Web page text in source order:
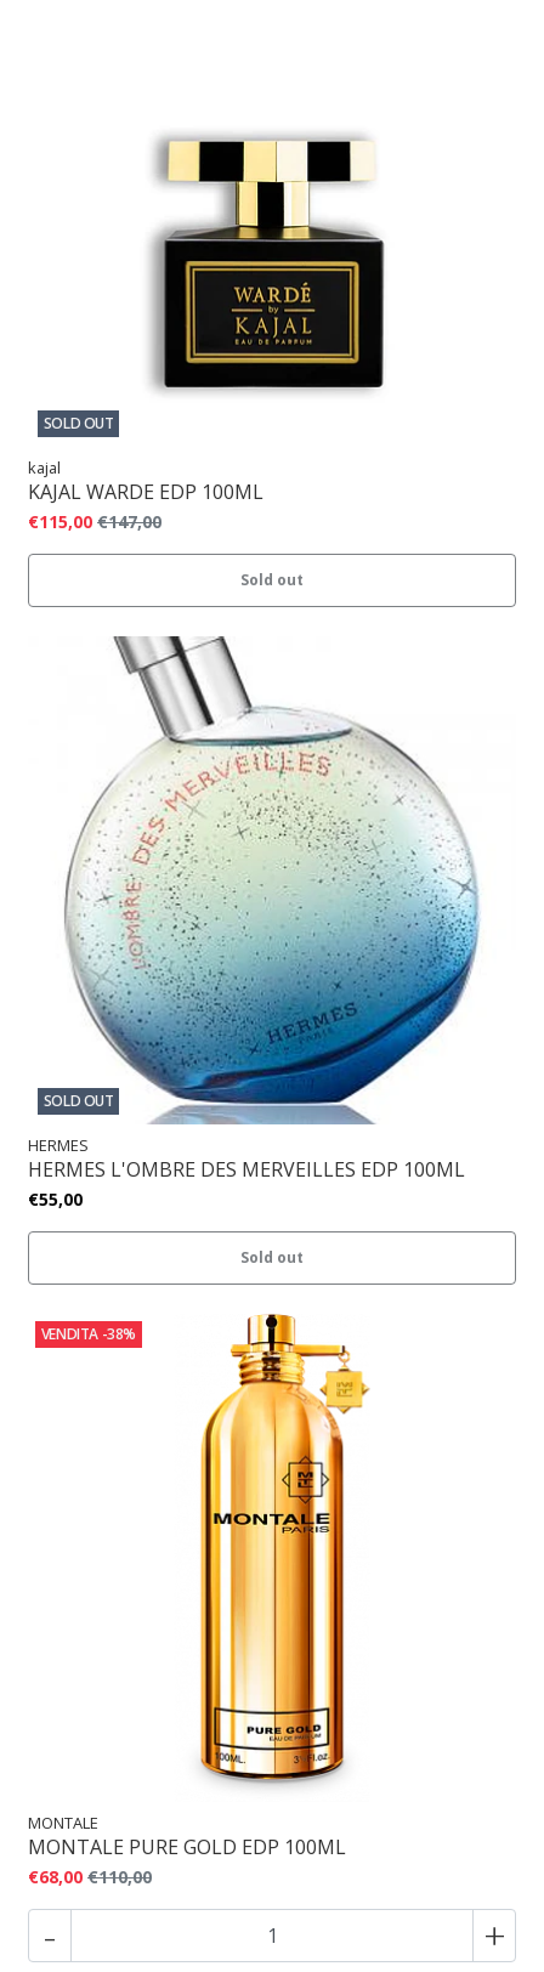
SOLD OUT
kajal
KAJAL WARDE EDP 100ML
€115,00 €147,00
Sold out
SOLD OUT
HERMES
HERMES L'OMBRE DES MERVEILLES EDP 100ML
€55,00
Sold out
VENDITA -38%
MONTALE
MONTALE PURE GOLD EDP 100ML
€68,00 €110,00
- +